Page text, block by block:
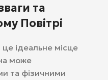
та
Повітрі
ідеальне місце
може
та фізичними